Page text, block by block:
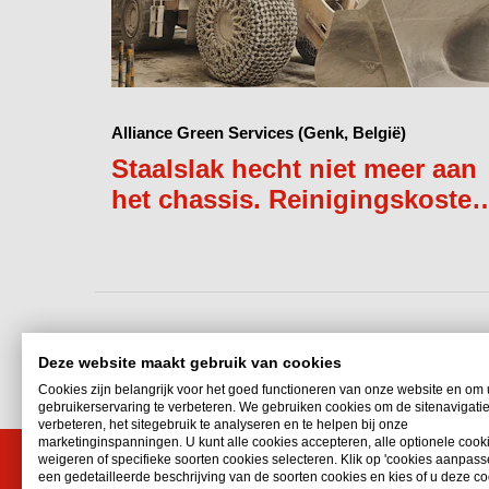
Alliance Green Services (Genk, België)
Staalslak hecht niet meer aan
het chassis. Reinigingskosten
Deze website maakt gebruik van cookies
Cookies zijn belangrijk voor het goed functioneren van onze website en om
gebruikerservaring te verbeteren. We gebruiken cookies om de
verbeteren, het sitegebruik te analyseren en te helpen bij onze
marketinginspanningen. U kunt alle cookies accepteren, alle optionele
weigeren of specifieke soorten cookies selecteren. Klik op 'cookies
een gedetailleerde beschrijving van de soorten cookies en kies of u deze